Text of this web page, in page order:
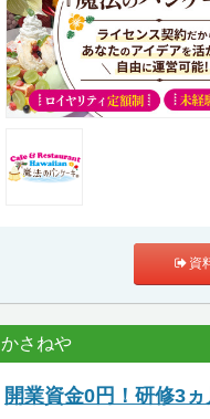
資
かさねや
開業資金0円！研修3